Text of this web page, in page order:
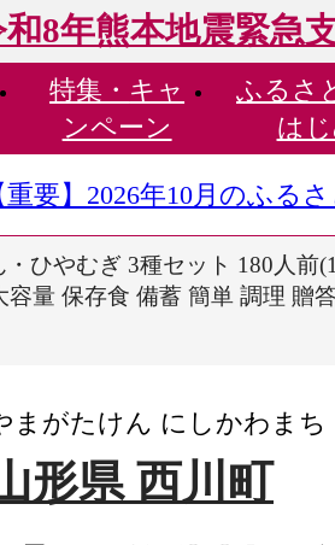
和8年熊本地震緊急
特集・ キャ
ンペーン
ふるさ
は
重要】2026年10月のふる
・ひやむぎ 3種セット 180人
量 保存食 備蓄 簡単 調理 贈
まがたけん にしかわまち
形県 西川町